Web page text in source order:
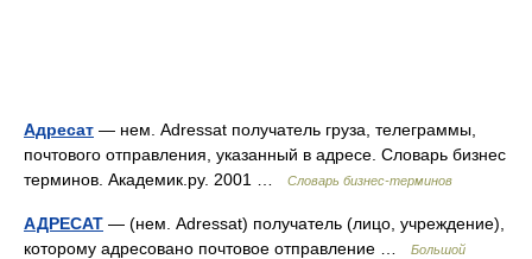
Адресат — нем. Adressat получатель груза, телеграммы,
почтового отправления, указанный в адресе. Словарь бизнес
терминов. Академик.ру. 2001 …
Словарь бизнес-терминов
АДРЕСАТ — (нем. Adressat) получатель (лицо, учреждение),
которому адресовано почтовое отправление …
Большой